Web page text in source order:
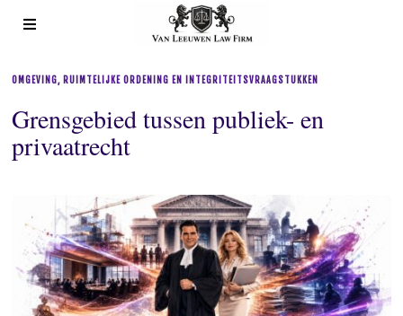
OMGEVING, RUIMTELIJKE ORDENING EN INTEGRITEITSVRAAGSTUKKEN
Grensgebied tussen publiek- en
privaatrecht